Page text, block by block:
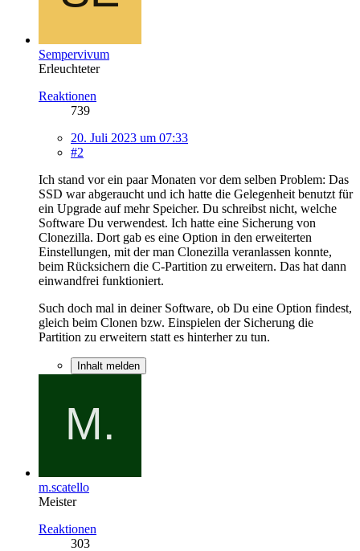
Sempervivum
Erleuchteter
Reaktionen
739
20. Juli 2023 um 07:33
#2
Ich stand vor ein paar Monaten vor dem selben Problem: Das
SSD war abgeraucht und ich hatte die Gelegenheit benutzt für
ein Upgrade auf mehr Speicher. Du schreibst nicht, welche
Software Du verwendest. Ich hatte eine Sicherung von
Clonezilla. Dort gab es eine Option in den erweiterten
Einstellungen, mit der man Clonezilla veranlassen konnte,
beim Rücksichern die C-Partition zu erweitern. Das hat dann
einwandfrei funktioniert.
Such doch mal in deiner Software, ob Du eine Option findest,
gleich beim Clonen bzw. Einspielen der Sicherung die
Partition zu erweitern statt es hinterher zu tun.
Inhalt melden
m.scatello
Meister
Reaktionen
303